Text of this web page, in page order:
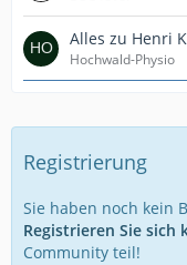
Alles zu Henri
Hochwald-Physio
Registrierung
Sie haben noch kein
Registrieren Sie sich
Community teil!